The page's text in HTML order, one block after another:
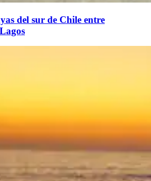
del sur de Chile entre